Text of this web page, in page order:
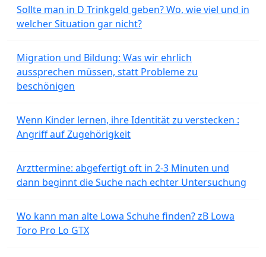
Sollte man in D Trinkgeld geben? Wo, wie viel und in
welcher Situation gar nicht?
Migration und Bildung: Was wir ehrlich
aussprechen müssen, statt Probleme zu
beschönigen
Wenn Kinder lernen, ihre Identität zu verstecken :
Angriff auf Zugehörigkeit
Arzttermine: abgefertigt oft in 2-3 Minuten und
dann beginnt die Suche nach echter Untersuchung
Wo kann man alte Lowa Schuhe finden? zB Lowa
Toro Pro Lo GTX